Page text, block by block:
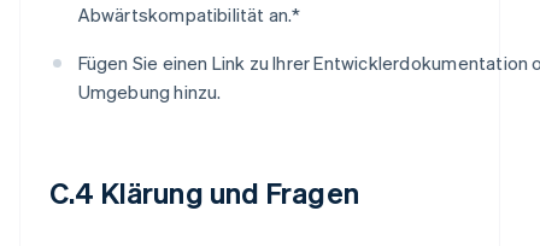
Abwärtskompatibilität an.*
Fügen Sie einen Link zu Ihrer Entwicklerdokumentation
Umgebung hinzu.
C.4 Klärung und Fragen